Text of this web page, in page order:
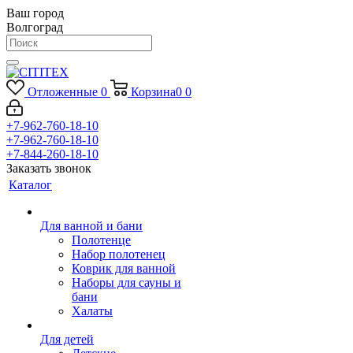
Ваш город
Волгоград
Отложенные 0 Корзина0 0
+7-962-760-18-10
+7-962-760-18-10
+7-844-260-18-10
Заказать звонок
Каталог
Для ванной и бани
Полотенце
Набор полотенец
Коврик для ванной
Наборы для сауны и
бани
Халаты
Для детей